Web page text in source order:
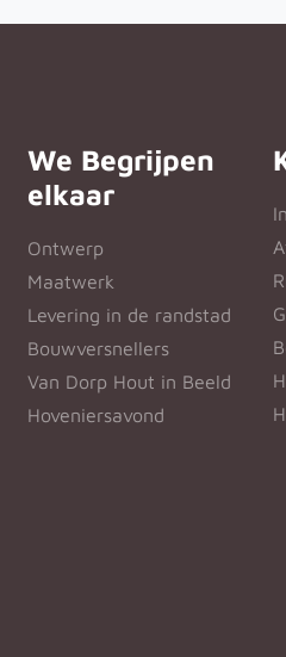
We Begrijpen
elkaar
Ontwerp
Maatwerk
Levering in de randstad
Bouwversnellers
Van Dorp Hout in Beeld
Hoveniersavond